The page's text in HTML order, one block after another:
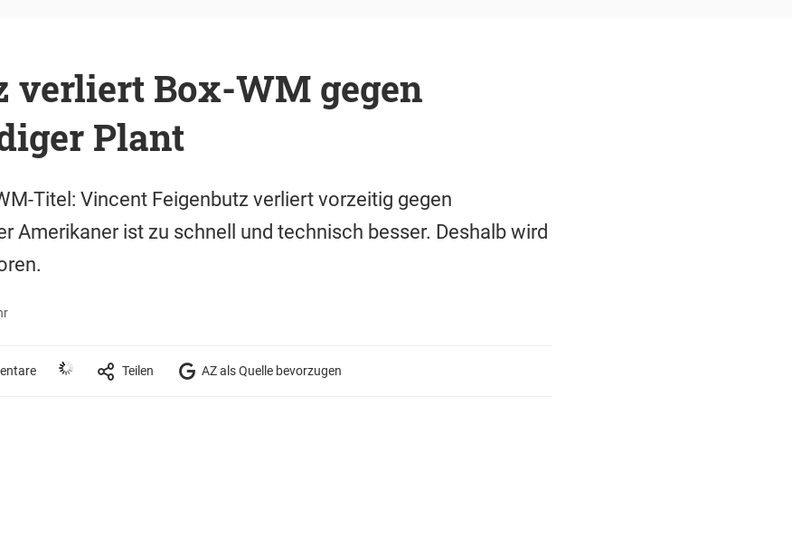
verliert Box-WM gegen
Plant
Titel: Vincent Feigenbutz verliert vorzeitig gegen
Amerikaner ist zu schnell und technisch besser. Deshalb wird
Teilen AZ als Quelle bevorzugen